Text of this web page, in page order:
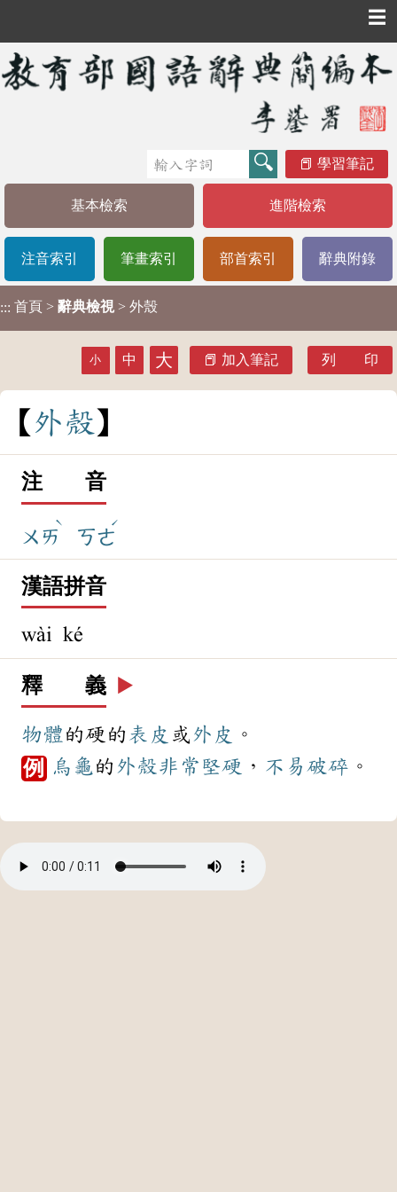
☰
學習筆記
基本檢索 進階檢索
注音索引 筆畫索引 部首索引 辭典附錄
::: 首頁 > 辭典檢視 > 外殼
小 中 大 加入筆記 列 印
外殼
注 音
ㄨㄞ
ˋ
ㄎㄜ
ˊ
漢語拼音
wài ké
釋 義 ▶️
物體 的硬的 表皮 或 外皮 。
例 烏龜 的 外殼非常 堅硬 ， 不易 破碎 。